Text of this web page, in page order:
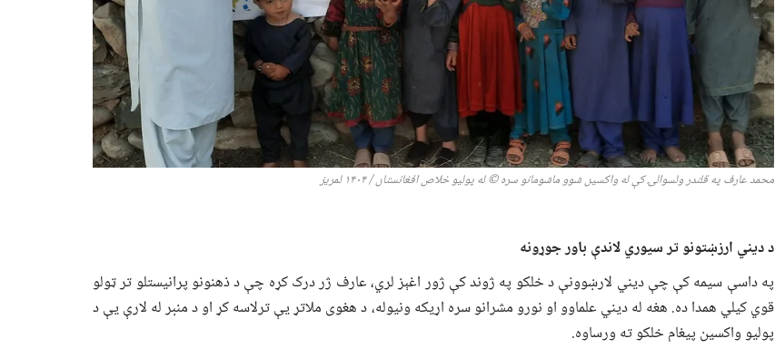
محمد عارف په قلندر ولسوالۍ کې له واکسین شوو ماشومانو سره© له پولیو خلاص افغانستان / ۱۴۰۴ لمریز
د دیني ارزښتونو تر سیوري لاندې باور جوړونه
په داسې سیمه کې چې دیني لارښوونې د خلکو په ژوند کې ژور اغېز لري، عارف ژر درک کړه چې د ذهنونو پرانیستلو تر ټولو
قوي کیلي همدا ده. هغه له دیني علماوو او نورو مشرانو سره اړیکه ونیوله، د هغوی ملاتړ یې ترلاسه کړ او د منبر له لارې یې د
پولیو واکسین پیغام خلکو ته ورساوه.